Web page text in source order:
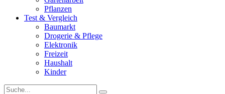
Pflanzen
Test & Vergleich
Baumarkt
Drogerie & Pflege
Elektronik
Freizeit
Haushalt
Kinder